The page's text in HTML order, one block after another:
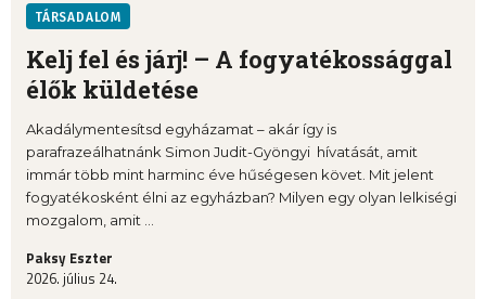
TÁRSADALOM
Kelj fel és járj! – A fogyatékossággal
élők küldetése
Akadálymentesítsd egyházamat – akár így is
parafrazeálhatnánk Simon Judit-Gyöngyi hívatását, amit
immár több mint harminc éve hűségesen követ. Mit jelent
fogyatékosként élni az egyházban? Milyen egy olyan lelkiségi
mozgalom, amit ...
Paksy Eszter
2026. július 24.